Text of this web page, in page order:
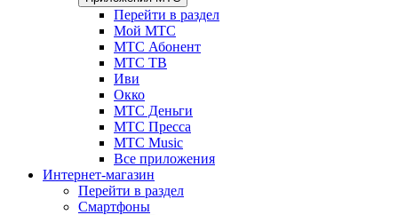
Перейти в раздел
Мой МТС
МТС Абонент
МТС ТВ
Иви
Окко
МТС Деньги
МТС Пресса
МТС Music
Все приложения
Интернет-магазин
Перейти в раздел
Смартфоны